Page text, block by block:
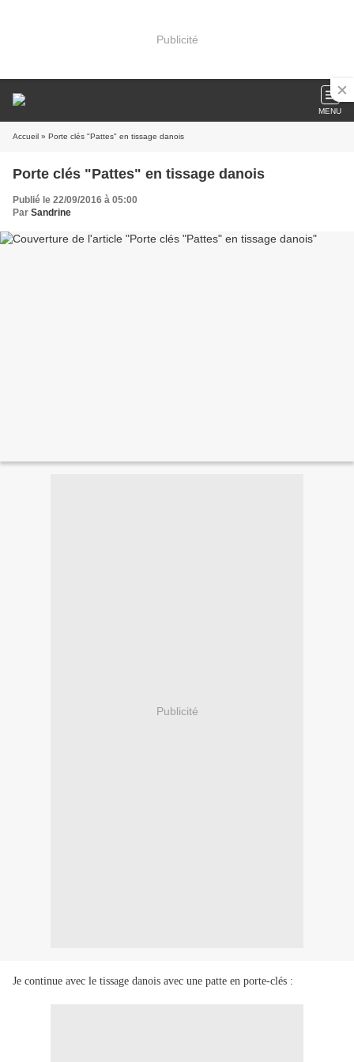
Publicité
MENU
Accueil » Porte clés "Pattes" en tissage danois
Porte clés "Pattes" en tissage danois
Publié le 22/09/2016 à 05:00
Par Sandrine
Publicité
Je continue avec le tissage danois avec une patte en porte-clés :